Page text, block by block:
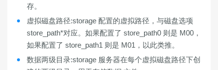
存。
虚拟磁盘路径:storage 配置的虚拟路径，与磁盘选项
store_path*对应。如果配置了 store_path0 则是 M00，
如果配置了 store_path1 则是 M01，以此类推。
数据两级目录:storage 服务器在每个虚拟磁盘路径下创